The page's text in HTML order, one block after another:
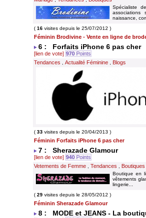
Spécialiste
associations
naissance,
( 16 visites depuis le 25/07/2012 )
Féminin Brodivine - Vente en ligne de
6 : Forfaits iPhone 6 pas cher
[lien de vote] 970 Points
Tendances
Actualité Féminine Blogs
( 33 visites depuis le 20/04/2013 )
Féminin Forfaits iPhone 6 pas cher
7 : Sherazade Glamour
[lien de vote] 940 Points
Vetements de Femme
Tendances Boutiques
Boutique en
vêtements
lingerie...
( 29 visites depuis le 28/05/2012 )
Féminin Sherazade Glamour
8 : MODE et JEANS - La